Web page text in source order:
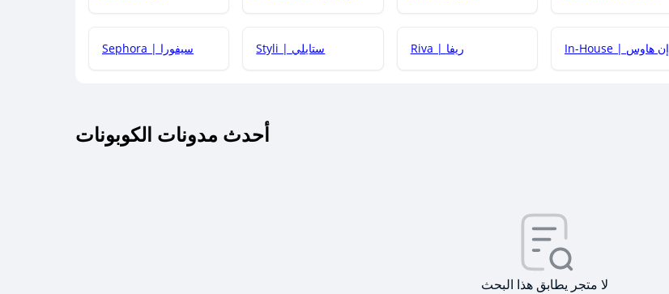
Sephora | سيفورا Styli | ستايلي Riva | ريفا In-House | إن هاوس
أحدث مدونات الكوبونات
لا متجر يطابق هذا البحث